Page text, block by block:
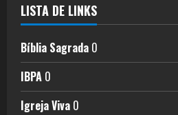
LISTA DE LINKS
Bíblia Sagrada 0
IBPA 0
Igreja Viva 0